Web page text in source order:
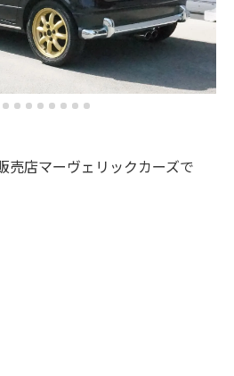
売店マーヴェリックカーズで